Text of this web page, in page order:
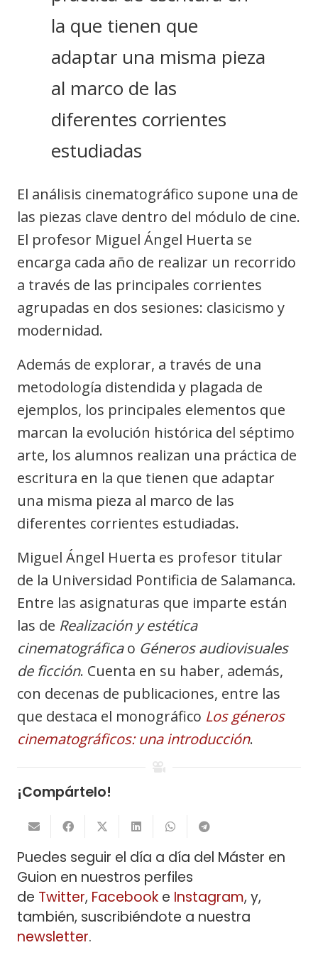
la que tienen que
adaptar una misma pieza
al marco de las
diferentes corrientes
estudiadas
El análisis cinematográfico supone una de
las piezas clave dentro del módulo de cine.
El profesor Miguel Ángel Huerta se
encarga cada año de realizar un recorrido
a través de las principales corrientes
agrupadas en dos sesiones: clasicismo y
modernidad.
Además de explorar, a través de una
metodología distendida y plagada de
ejemplos, los principales elementos que
marcan la evolución histórica del séptimo
arte, los alumnos realizan una práctica de
escritura en la que tienen que adaptar
una misma pieza al marco de las
diferentes corrientes estudiadas.
Miguel Ángel Huerta es profesor titular
de la Universidad Pontificia de Salamanca.
Entre las asignaturas que imparte están
las de Realización y estética
cinematográficao Géneros audiovisuales
de ficción. Cuenta en su haber, además,
con decenas de publicaciones, entre las
que destaca el monográfico Los géneros
cinematográficos: una introducción.
¡Compártelo!
Puedes seguir el día a día del Máster en
Guion en nuestros perfiles
de Twitter, Facebook e Instagram, y,
también, suscribiéndote a nuestra
newsletter.